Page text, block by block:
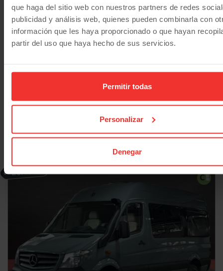
que haga del sitio web con nuestros partners de redes
publicidad y análisis web, quienes pueden combinarla con
información que les haya proporcionado o que hayan
partir del uso que haya hecho de sus servicios.
Permitir todas
Personalizar
Denegar
Citroen Jumper Furgón L1H1 120CV | Solo 22.700 km | Desde 350€/mes
Diesel
Plan Pive
22.990
-20.000